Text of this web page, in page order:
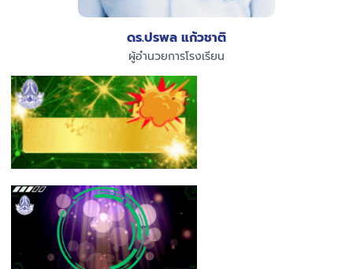
ดร.ปรพล แก้วชาติ
ผู้อำนวยการโรงเรียน